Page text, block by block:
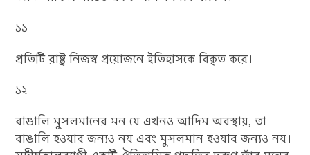
১১
প্রতিটি রাষ্ট্র নিজস্ব প্রয়োজনে ইতিহাসকে বিকৃত করে।
১২
বাঙালি মুসলমানের মন যে এখনও আদিম অবস্থায়, তা
বাঙালি হওয়ার জন্যও নয় এবং মুসলমান হওয়ার জন্যও নয়।